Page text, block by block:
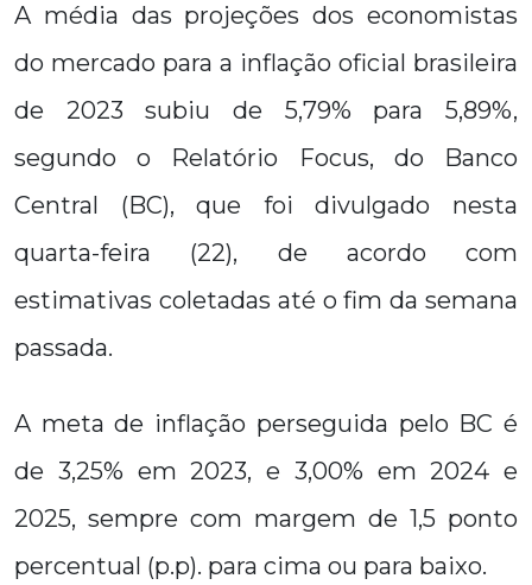
A média das projeções dos economistas
do mercado para a inflação oficial brasileira
de 2023 subiu de 5,79% para 5,89%,
segundo o Relatório Focus, do Banco
Central (BC), que foi divulgado nesta
quarta-feira (22), de acordo com
estimativas coletadas até o fim da semana
passada.
A meta de inflação perseguida pelo BC é
de 3,25% em 2023, e 3,00% em 2024 e
2025, sempre com margem de 1,5 ponto
percentual (p.p). para cima ou para baixo.